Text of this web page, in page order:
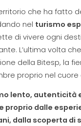
che ha fatto
nel turismo
di vivere ogni
L’ultima volta
della Bitesp, la
proprio nel cuore
lento, autenticità
proprio dalle
dalla scoperta di